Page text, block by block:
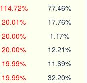
114.72% 77.46%
20.01% 17.76%
20.00% 1.17%
20.00% 12.21%
19.99% 11.69%
19.99% 32.20%